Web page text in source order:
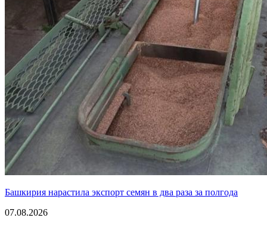
Башкирия нарастила экспорт семян в два раза за полгода
07.08.2026